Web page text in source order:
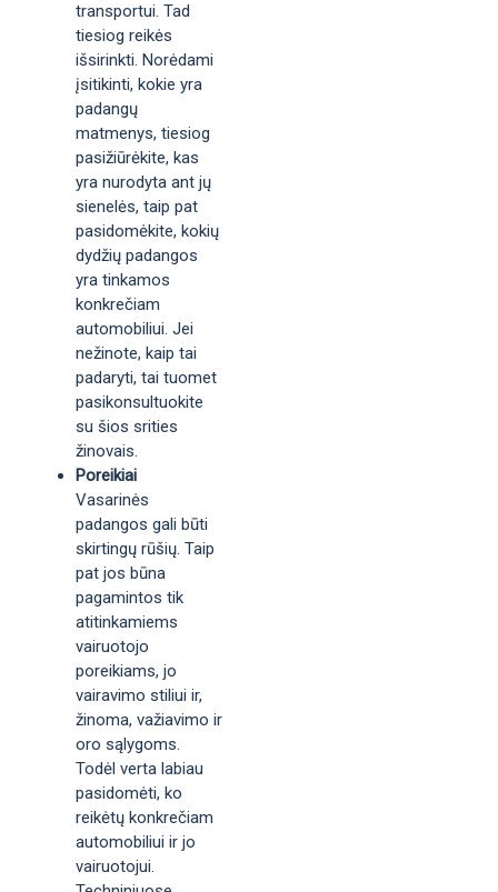
transportui. Tad
tiesiog reikės
išsirinkti. Norėdami
įsitikinti, kokie yra
padangų
matmenys, tiesiog
pasižiūrėkite, kas
yra nurodyta ant jų
sienelės, taip pat
pasidomėkite, kokių
dydžių padangos
yra tinkamos
konkrečiam
automobiliui. Jei
nežinote, kaip tai
padaryti, tai tuomet
pasikonsultuokite
su šios srities
žinovais.
Poreikiai
Vasarinės
padangos gali būti
skirtingų rūšių. Taip
pat jos būna
pagamintos tik
atitinkamiems
vairuotojo
poreikiams, jo
vairavimo stiliui ir,
žinoma, važiavimo ir
oro sąlygoms.
Todėl verta labiau
pasidomėti, ko
reikėtų konkrečiam
automobiliui ir jo
vairuotojui.